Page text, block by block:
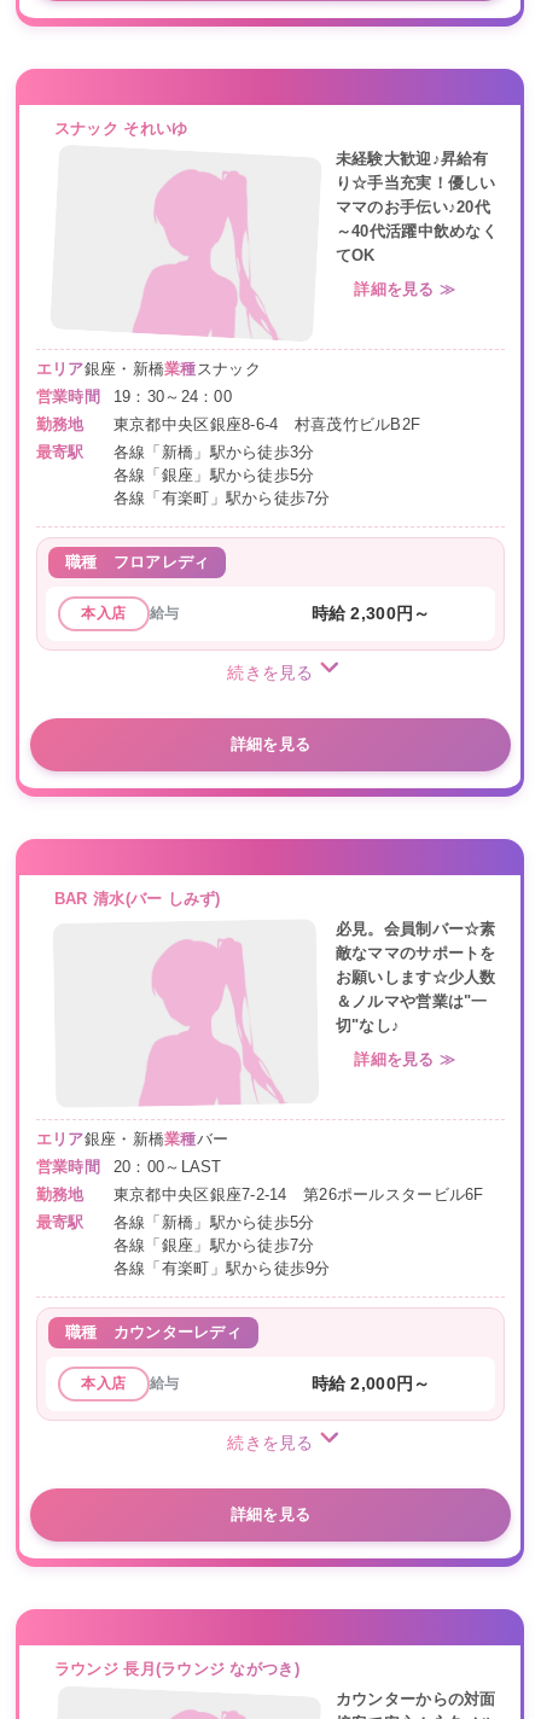
スナック それいゆ
未経験大歓迎♪昇給有
り☆手当充実！優しい
ママのお手伝い♪20代
～40代活躍中飲めなく
てOK
詳細を見る ≫
エリア銀座・新橋業種 スナック
営業時間
19：30～24：00
勤務地
東京都中央区銀座8-6-4 村喜茂竹ビルB2F
最寄駅
各線「新橋」駅から徒歩3分
各線「銀座」駅から徒歩5分
各線「有楽町」駅から徒歩7分
職種 フロアレディ
本入店 給与 時給 2,300円～
続きを見る
詳細を見る
BAR 清水(バー しみず)
必見。会員制バー☆素
敵なママのサポートを
お願いします☆少人数
＆ノルマや営業は"一
切"なし♪
詳細を見る ≫
エリア銀座・新橋業種バー
営業時間
20：00～LAST
勤務地
東京都中央区銀座7-2-14 第26ポールスタービル6F
最寄駅
各線「新橋」駅から徒歩5分
各線「銀座」駅から徒歩7分
各線「有楽町」駅から徒歩9分
職種 カウンターレディ
本入店 給与 時給 2,000円～
続きを見る
詳細を見る
ラウンジ 長月(ラウンジ ながつき)
カウンターからの対面